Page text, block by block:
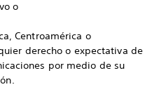
o
Centroamérica o
derecho o expectativa de
por medio de su